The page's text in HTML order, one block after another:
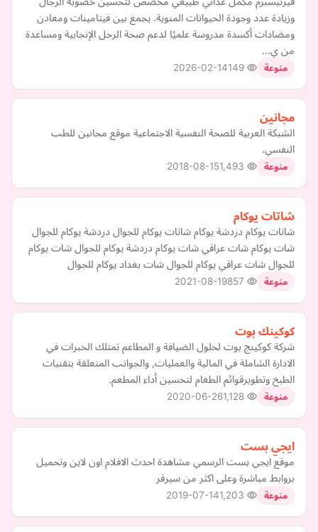
وزيادة عدد وجودة الحيوانات المنوية. يجمع بين فيتامينات ومعادن
ومضادات أكسدة مدروسة علميًا لدعم صحة الرجل الإنجابية ومساعدة
من ي…
منوعة 2026-02-14
مجانين
الشبكة العربية للصحة النفسية الاجتماعية موقع مجانين للطب
النفسي.
منوعة 2018-08-15
شاتات يوكام
شاتات يوكام دردشة يوكام شاتات يوكام للجوال دردشة يوكام للجوال
شات يوكام شات عراقي شات يوكام دردشة يوكام للجوال شات يوكام
للجوال شات عراقي يوكام للجوال شات بغداد يوكام للجوال
منوعة 2021-08-19
كوكينك بوت
شركة كوكينج بوت لحلول الضيافة و المطاعم تمتلك الخبرات في
الادارة الشاملة في المالية والعمليات, والجوانب المتعلقة بتقنيات
الطبخ وتطويرقوائم الطغام لتحسين أداء المطعم.
منوعة 2020-06-26
ايجي بست
موقع ايجي بست الرسمي مشاهدة احدث الافلام اون لاين وتحميل
بروابط مباشرة وعلى اكثر من سيرفر
منوعة 2019-07-14